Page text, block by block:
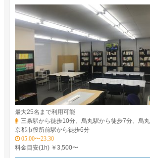
最大25名まで利用可能
三条駅から徒歩10分、烏丸駅から徒歩7分、烏丸
京都市役所前駅から徒歩6分
05:00〜23:30
料金目安(1h) ￥3,500〜